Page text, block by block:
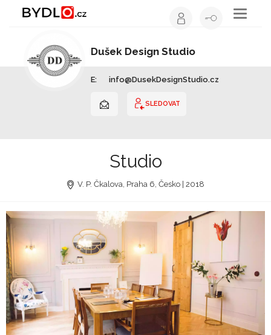
Toggle
Dušek Design Studio
E: info@DusekDesignStudio.cz
SLEDOVAT
Studio
V. P. Čkalova, Praha 6, Česko | 2018